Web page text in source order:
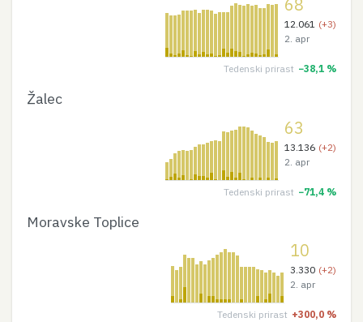
68
12.061 (+3)
2. apr
Tedenski prirast −38,1 %
Žalec
63
13.136 (+2)
2. apr
Tedenski prirast −71,4 %
Moravske Toplice
10
3.330 (+2)
2. apr
Tedenski prirast +300,0 %